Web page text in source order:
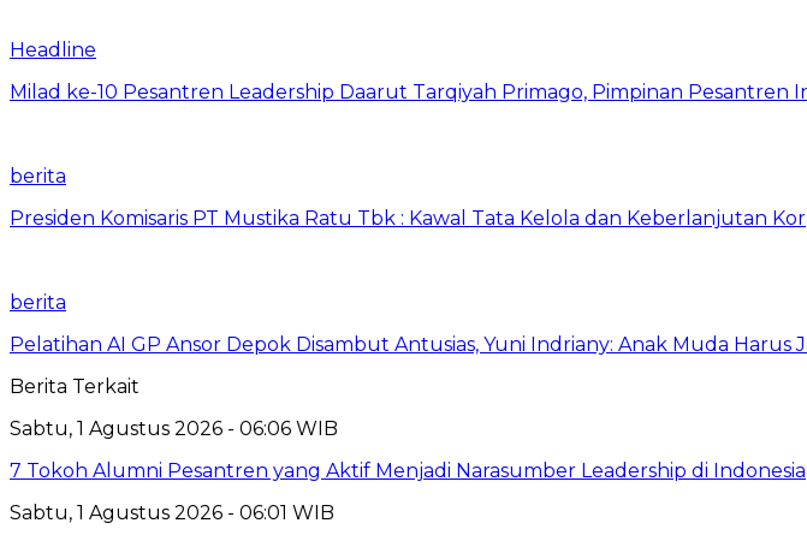
Headline
Milad ke-10 Pesantren Leadership Daarut Tarqiyah Primago, Pimpinan Pesantren
berita
Presiden Komisaris PT Mustika Ratu Tbk : Kawal Tata Kelola dan Keberlanjutan
berita
Pelatihan AI GP Ansor Depok Disambut Antusias, Yuni Indriany: Anak Muda Harus
Berita Terkait
Sabtu, 1 Agustus 2026 - 06:06 WIB
7 Tokoh Alumni Pesantren yang Aktif Menjadi Narasumber Leadership di Indonesia
Sabtu, 1 Agustus 2026 - 06:01 WIB